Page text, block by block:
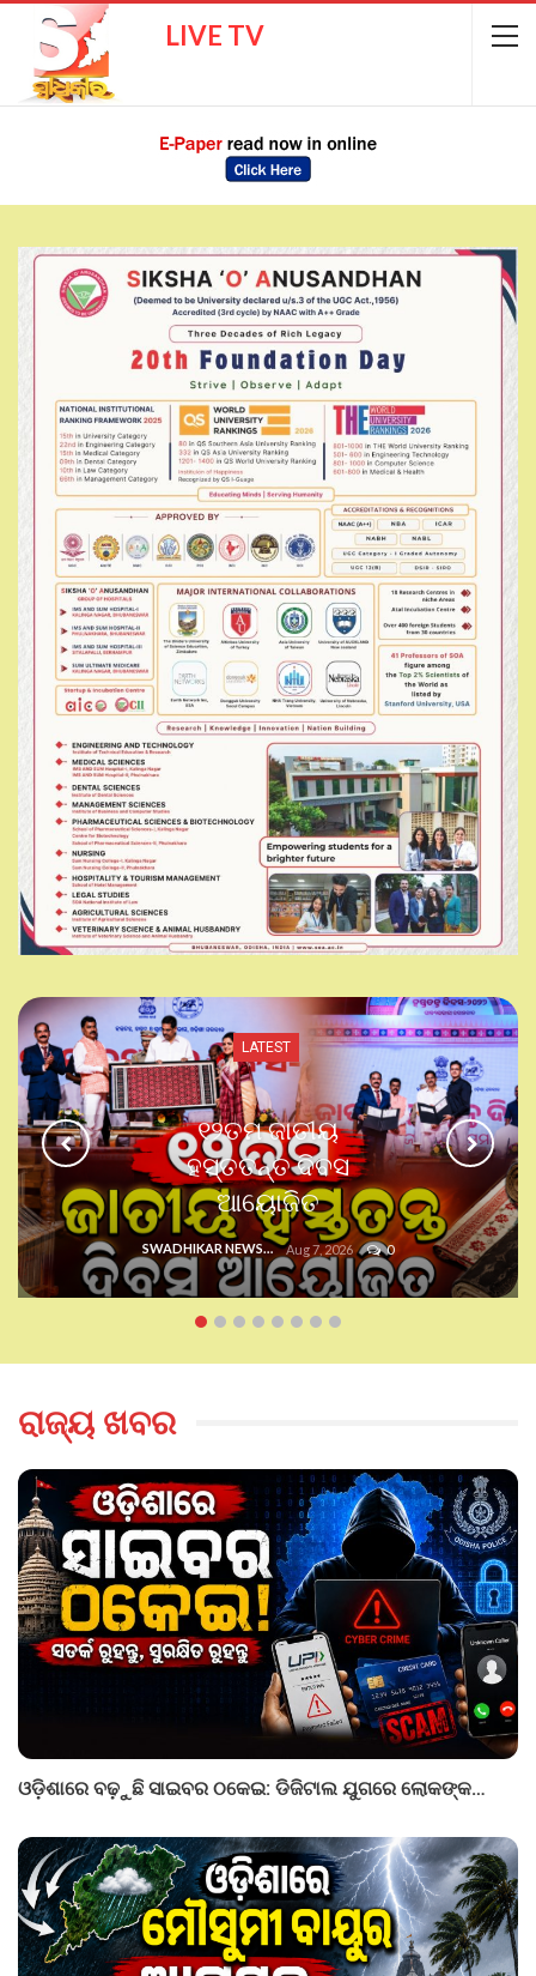
ଲାଇଭ୍ ଟିଭି
LATEST
ଆଜି ଓ କାଲି ଭୀଷଣ ବର୍ଷା!
ରାଜ୍ୟରେ ଜାରି ରହିବ
ବର୍ଷାର ପ୍ରକୋପ
SWADHIKAR NEWS Aug 6, 2026 0
ରାଜ୍ୟ ଖବର
ଓଡ଼ିଶାରେ ବଢ଼ୁଛି ସାଇବର ଠକେଇ: ଡିଜିଟାଲ ଯୁଗରେ ଲୋକଙ୍କ…